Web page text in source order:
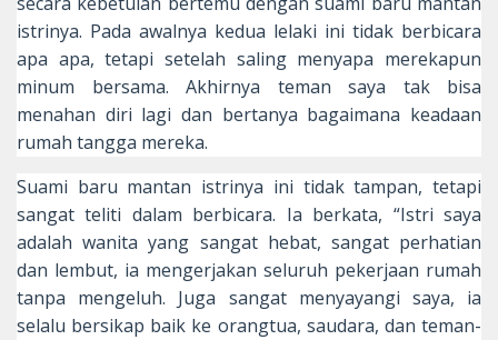
istrinya. Pada awalnya kedua lelaki ini tidak berbicara
apa apa, tetapi setelah saling menyapa merekapun
minum bersama. Akhirnya teman saya tak bisa
menahan diri lagi dan bertanya bagaimana keadaan
rumah tangga mereka.
Suami baru mantan istrinya ini tidak tampan, tetapi
sangat teliti dalam berbicara. Ia berkata, “Istri saya
adalah wanita yang sangat hebat, sangat perhatian
dan lembut, ia mengerjakan seluruh pekerjaan rumah
tanpa mengeluh. Juga sangat menyayangi saya, ia
selalu bersikap baik ke orangtua, saudara, dan teman-